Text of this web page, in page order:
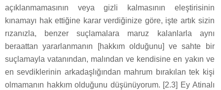
açıklanmamasının veya gizli kalmasının eleştirisinin
kınamayı hak ettiğine karar verdiğinize göre, işte artık sizin
rızanızla, benzer suçlamalara maruz kalanlarla aynı
beraattan yararlanmanın [hakkım olduğunu] ve sahte bir
suçlamayla vatanından, malından ve kendisine en yakın ve
en sevdiklerinin arkadaşlığından mahrum bırakılan tek kişi
olmamanın hakkım olduğunu düşünüyorum. [2.3] Ey Atinalı